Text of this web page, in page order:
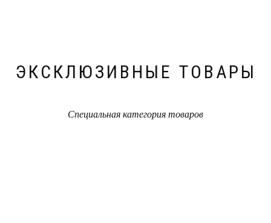
ЭКСКЛЮЗИВНЫЕ ТОВАРЫ
Специальная категория товаров